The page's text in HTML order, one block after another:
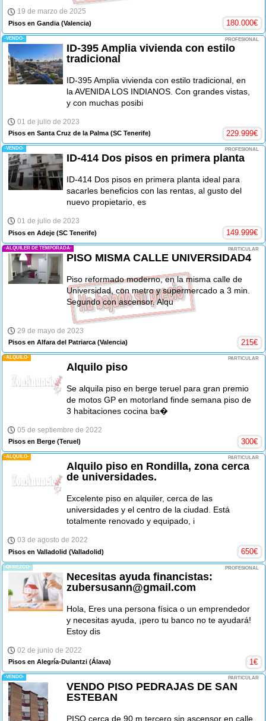
19 de marzo de 2025
Pisos en Gandia (Valencia) 180.000€
-VENDO- PROFESIONAL
ID-395 Amplia vivienda con estilo
tradicional
ID-395 Amplia vivienda con estilo tradicional, en
la AVENIDA LOS INDIANOS. Con grandes vistas,
y con muchas posibi
01 de julio de 2023
Pisos en Santa Cruz de la Palma (SC Tenerife) 229.999€
-VENDO- PROFESIONAL
ID-414 Dos pisos en primera planta
ID-414 Dos pisos en primera planta ideal para
sacarles beneficios con las rentas, al gusto del
nuevo propietario, es
01 de julio de 2023
Pisos en Adeje (SC Tenerife) 149.999€
-ALQUILER DE TEMPORADA- PARTICULAR
PISO MISMA CALLE UNIVERSIDAD4
Piso reformado moderno, en la misma calle de
Universidad, con metro y supermercado a 3 min.
Segundo con ascensor. Alqu
29 de mayo de 2023
Pisos en Alfara del Patriarca (Valencia) 215€
-ALQUILO- PARTICULAR
Alquilo piso
Se alquila piso en berge teruel para gran premio
de motos GP en motorland finde semana piso de
3 habitaciones cocina ba�
05 de septiembre de 2022
Pisos en Berge (Teruel) 300€
-ALQUILO- PARTICULAR
Alquilo piso en Rondilla, zona cerca
de universidades.
Excelente piso en alquiler, cerca de las
universidades y el centro de la ciudad. Está
totalmente renovado y equipado, i
03 de agosto de 2022
Pisos en Valladolid (Valladolid) 650€
-OFREZCO- PROFESIONAL
Necesitas ayuda financistas:
zubersusann@gmail.com
Hola, Eres una persona física o un emprendedor
y necesitas ayuda, ¡pero tu banco no te ayudará!
Estoy dis
02 de junio de 2022
Pisos en Alegría-Dulantzi (Álava) 1€
-VENDO- PARTICULAR
VENDO PISO PEDRAJAS DE SAN
ESTEBAN
PISO cerca de 90 m tercero sin ascensor en calle